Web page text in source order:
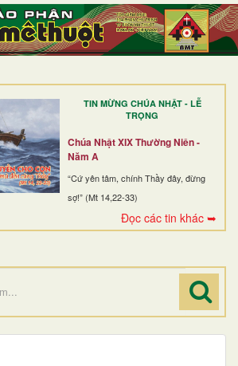
TIN MỪNG CHÚA NHẬT - LỄ
TRỌNG
Chúa Nhật XIX Thường Niên -
Năm A
“Cứ yên tâm, chính Thầy đây, đừng
sợ!” (Mt 14,22-33)
Đọc các tin khác ➥